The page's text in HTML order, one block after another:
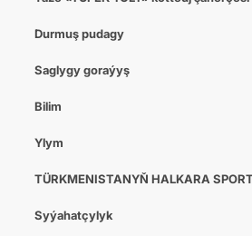
Durmuş pudagy
Saglygy goraýyş
Bilim
Ylym
TÜRKMENISTANYŇ HALKARA
Syýahatçylyk